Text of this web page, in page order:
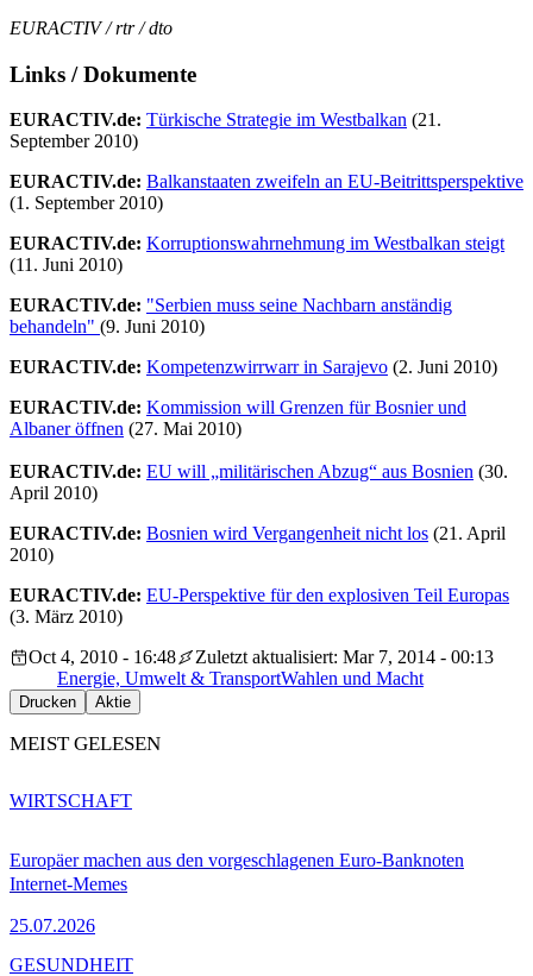
EURACTIV / rtr / dto
Links / Dokumente
EURACTIV.de: Türkische Strategie im Westbalkan (21.
September 2010)
EURACTIV.de: Balkanstaaten zweifeln an EU-Beitrittsperspektive
(1. September 2010)
EURACTIV.de: Korruptionswahrnehmung im Westbalkan steigt
(11. Juni 2010)
EURACTIV.de: "Serbien muss seine Nachbarn anständig
behandeln" (9. Juni 2010)
EURACTIV.de: Kompetenzwirrwarr in Sarajevo (2. Juni 2010)
EURACTIV.de: Kommission will Grenzen für Bosnier und
Albaner öffnen (27. Mai 2010)
EURACTIV.de: EU will „militärischen Abzug“ aus Bosnien (30.
April 2010)
EURACTIV.de: Bosnien wird Vergangenheit nicht los (21. April
2010)
EURACTIV.de: EU-Perspektive für den explosiven Teil Europas
(3. März 2010)
Oct 4, 2010 - 16:48
Zuletzt aktualisiert: Mar 7, 2014 - 00:13
Energie, Umwelt & TransportWahlen und Macht
Drucken Aktie
MEIST GELESEN
Europäer machen aus den vorgeschlagenen Euro-Banknoten
Internet-Memes
25.07.2026
WIRTSCHAFT
GESUNDHEIT